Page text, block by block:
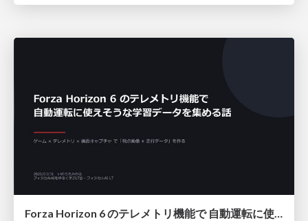
Forza Horizon 6 のテレメトリ機能で 自動運転に使えそうな学習データを集める話